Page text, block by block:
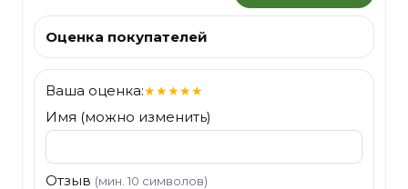
Оценка покупателей
Ваша оценка:★★★★★
Имя (можно изменить)
Отзыв (мин. 10 символов)